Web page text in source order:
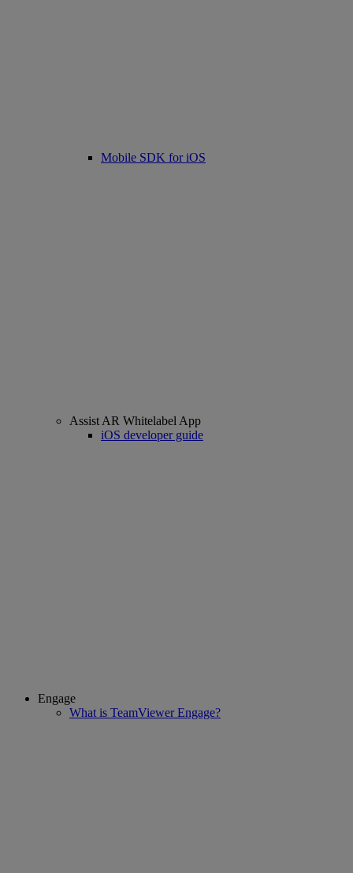
Mobile SDK for iOS
Assist AR Whitelabel App
iOS developer guide
Engage
What is TeamViewer Engage?